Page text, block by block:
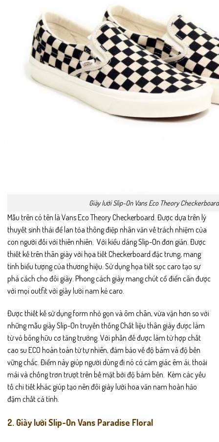
Giày lười Slip-On Vans Eco Theory Checkerboard
Mẫu trên có tên là Vans Eco Theory Checkerboard. Được dựa trên lý
thuyết sinh thái để lan tỏa thông điệp nhân văn về trách nhiệm của
con người đối với thiên nhiên. Với kiểu dáng Slip-On đơn giản. Được
thiết kế trên thân giày với họa tiết Checkerboard đặc trưng, mang
tính biểu tượng của thương hiệu. Sử dụng họa tiết sọc caro tạo sự
phá cách cho đôi giày. Phong cách giày mang chút cổ điển cân được
với mọi outfit với giày lười nam kẻ caro.
Được thiết kế sử dụng form nhỏ gọn và ôm chân, vừa vặn hơn so với
những mẫu giày Slip-On truyền thống Chất liệu thân giày được làm
từ vỏ bông hữu cơ tăng trưởng. Với phần đế được làm từ hợp chất
cao su ECO hoàn toàn từ tự nhiên, đảm bảo về độ bám và độ bền
vững chắc. Điểm này giúp người dùng đi nó có cảm giác êm ái, thoải
mái và chống trơn trượt trên bề mặt bởi độ bám bền. Kèm các yếu
tố chi tiết khác giúp tạo nên đôi giày lười hoa văn nam hoàn hảo
đậm chất cá tính.
2. Giày lười Slip-On Vans Paradise Floral